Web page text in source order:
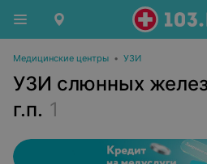
Медицинские центры • УЗИ
УЗИ слюнных
г.п. 1